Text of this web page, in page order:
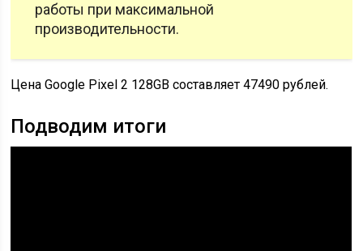
работы при максимальной
производительности.
Цена Google Pixel 2 128GB составляет 47490 рублей.
Подводим итоги